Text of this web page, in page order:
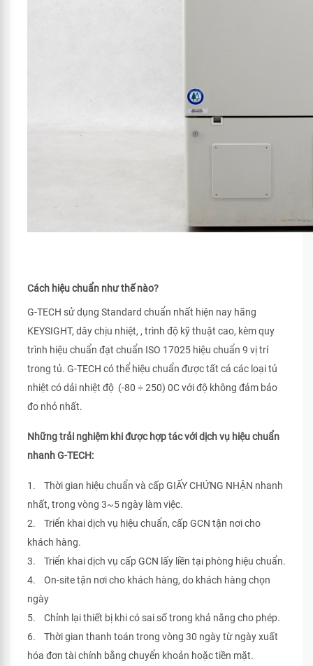
Cách hiệu chuẩn như thế nào?
G-TECH sử dụng Standard chuẩn nhất hiện nay hãng
KEYSIGHT, dây chịu nhiệt, , trình độ kỹ thuật cao, kèm quy
trình hiệu chuẩn đạt chuẩn ISO 17025 hiệu chuẩn 9 vị trí
trong tủ. G-TECH có thể hiệu chuẩn được tất cả các loại tủ
nhiệt có dải nhiệt độ (-80 ÷ 250) 0C với độ không đảm bảo
đo nhỏ nhất.
Những trải nghiệm khi được hợp tác với dịch vụ hiệu chuẩn
nhanh G-TECH:
1. Thời gian hiệu chuẩn và cấp GIẤY CHỨNG NHẬN nhanh
nhất, trong vòng 3~5 ngày làm việc.
2. Triển khai dịch vụ hiệu chuẩn, cấp GCN tận nơi cho
khách hàng.
3. Triển khai dịch vụ cấp GCN lấy liền tại phòng hiệu chuẩn.
4. On-site tận nơi cho khách hàng, do khách hàng chọn
ngày
5. Chỉnh lại thiết bị khi có sai số trong khả năng cho phép.
6. Thời gian thanh toán trong vòng 30 ngày từ ngày xuất
hóa đơn tài chính bằng chuyển khoản hoặc tiền mặt.